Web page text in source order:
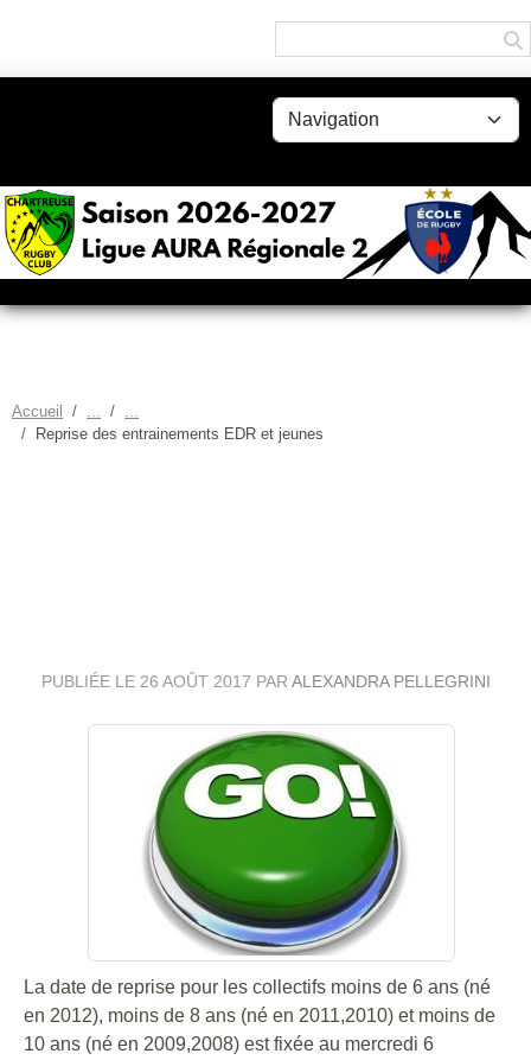
Accueil
Reprise des entrainements EDR et jeunes
PUBLIÉE LE 26 AOÛT 2017 PAR ALEXANDRA PELLEGRINI
La date de reprise pour les collectifs moins de 6 ans (né
en 2012), moins de 8 ans (né en 2011,2010) et moins de
10 ans (né en 2009,2008) est fixée au mercredi 6